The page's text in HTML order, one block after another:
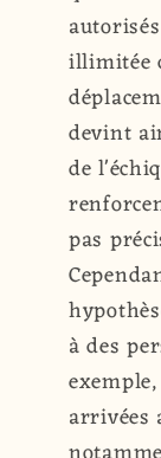
illimitée
devint
de
pas
à des
arrivées